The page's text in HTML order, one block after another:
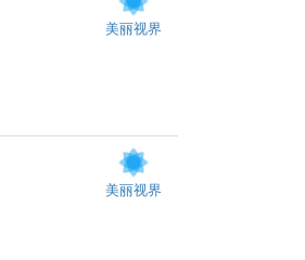
美丽视界
美丽视界